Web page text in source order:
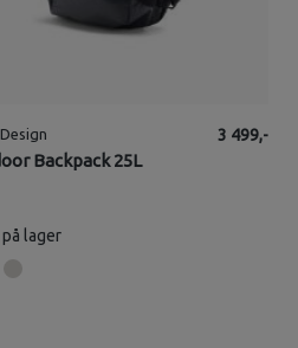
Backpack 25L
3 499,-
på lager